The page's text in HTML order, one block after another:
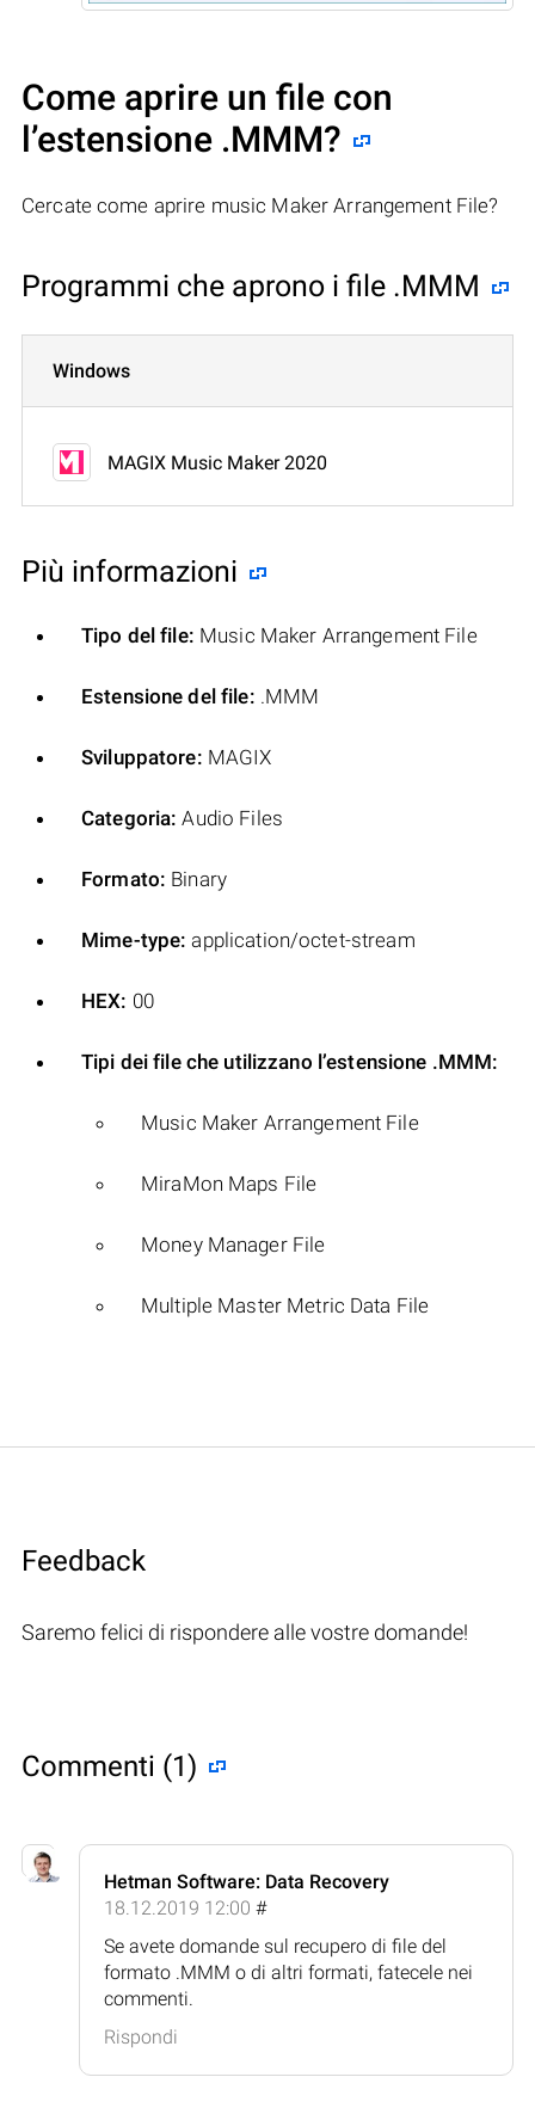
Come aprire un file con
l’estensione .MMM?
Cercate come aprire music Maker Arrangement File?
Programmi che aprono i file .MMM
Windows
MAGIX Music Maker 2020
Più informazioni
Tipo del file: Music Maker Arrangement File
Estensione del file: .MMM
Sviluppatore: MAGIX
Categoria: Audio Files
Formato: Binary
Mime-type: application/octet-stream
HEX: 00
Tipi dei file che utilizzano l’estensione .MMM:
Music Maker Arrangement File
MiraMon Maps File
Money Manager File
Multiple Master Metric Data File
Feedback
Saremo felici di rispondere alle vostre domande!
Commenti (1)
Hetman Software: Data Recovery
18.12.2019 12:00 #
Se avete domande sul recupero di file del
formato .MMM o di altri formati, fatecele nei
commenti.
Rispondi